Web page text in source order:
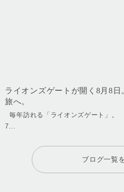
ライオンズゲートが開く8月8日
旅へ。
毎年訪れる「ライオンズゲート」。
7...
ブログ一覧